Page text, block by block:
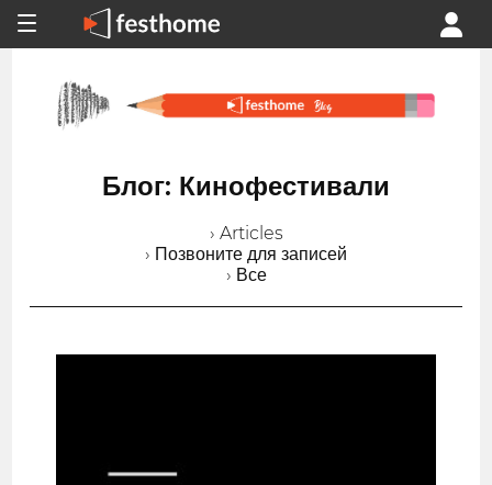
Блог: Кинофестивали
› Articles
› Позвоните для записей
› Все